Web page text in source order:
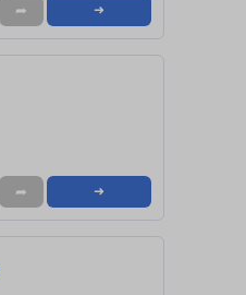
➦ ➜
➦ ➜